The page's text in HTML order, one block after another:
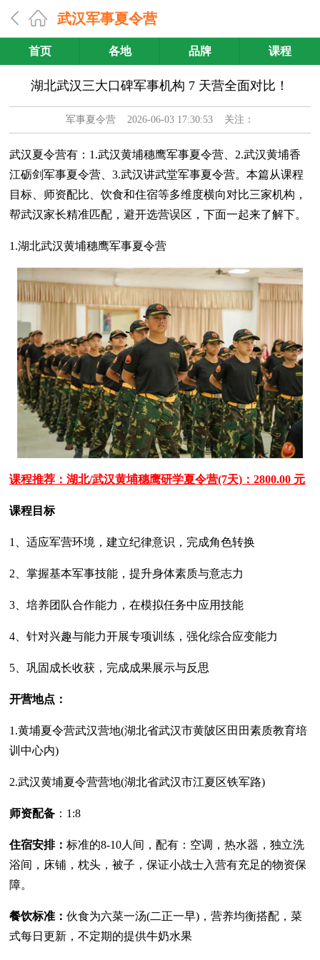
武汉军事夏令营
首页 各地 品牌 课程
湖北武汉三大口碑军事机构 7 天营全面对比！
军事夏令营2026-06-03 17:30:53 关注：
武汉夏令营有：1.武汉黄埔穗鹰军事夏令营、2.武汉黄埔香
江砺剑军事夏令营、3.武汉讲武堂军事夏令营。本篇从课程
目标、师资配比、饮食和住宿等多维度横向对比三家机构，
帮武汉家长精准匹配，避开选营误区，下面一起来了解下。
1.湖北武汉黄埔穗鹰军事夏令营
课程推荐：湖北/武汉黄埔穗鹰研学夏令营(7天)：2800.00 元
课程目标
1、适应军营环境，建立纪律意识，完成角色转换
2、掌握基本军事技能，提升身体素质与意志力
3、培养团队合作能力，在模拟任务中应用技能
4、针对兴趣与能力开展专项训练，强化综合应变能力
5、巩固成长收获，完成成果展示与反思
开营地点：
1.黄埔夏令营武汉营地(湖北省武汉市黄陂区田田素质教育培
训中心内)
2.武汉黄埔夏令营营地(湖北省武汉市江夏区铁军路)
师资配备 ：1:8
住宿安排：标准的8-10人间，配有：空调，热水器，独立洗
浴间，床铺，枕头，被子，保证小战士入营有充足的物资保
障。
餐饮标准：伙食为六菜一汤(二正一早)，营养均衡搭配，菜
式每日更新，不定期的提供牛奶水果